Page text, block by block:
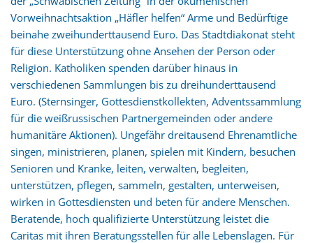
Vorweihnachtsaktion „Häfler helfen“ Arme und Bedürftige
beinahe zweihunderttausend Euro. Das Stadtdiakonat steht
für diese Unterstützung ohne Ansehen der Person oder
Religion. Katholiken spenden darüber hinaus in
verschiedenen Sammlungen bis zu dreihunderttausend
Euro. (Sternsinger, Gottesdienstkollekten, Adventssammlung
für die weißrussischen Partnergemeinden oder andere
humanitäre Aktionen). Ungefähr dreitausend Ehrenamtliche
singen, ministrieren, planen, spielen mit Kindern, besuchen
Senioren und Kranke, leiten, verwalten, begleiten,
unterstützen, pflegen, sammeln, gestalten, unterweisen,
wirken in Gottesdiensten und beten für andere Menschen.
Beratende, hoch qualifizierte Unterstützung leistet die
Caritas mit ihren Beratungsstellen für alle Lebenslagen. Für